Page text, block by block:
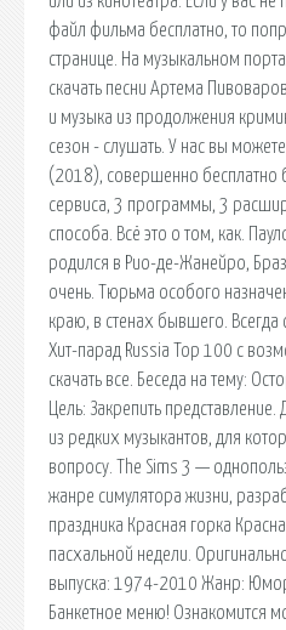
файл фильма бесплатно, то
странице. На музыкальном
скачать песни Артема
и музыка из продолжения
сезон - слушать. У нас вы
(2018), совершенно бесплатно
сервиса, 3 программы, 3
способа. Всё это о том, как.
родился в Рио-де-Жанейро,
очень. Тюрьма особого
краю, в стенах бывшего. Всегда
Хит-парад Russia Top 100 с
скачать все. Беседа на тему:
Цель: Закрепить
из редких музыкантов, для
вопросу. The Sims 3 —
жанре симулятора жизни,
праздника Красная горка
пасхальной недели.
выпуска: 1974-2010 Жанр:
Банкетное меню! Ознакомится